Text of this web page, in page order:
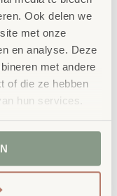
Ook delen we
met onze
en analyse. Deze
met andere
of die ze hebben
hun services.